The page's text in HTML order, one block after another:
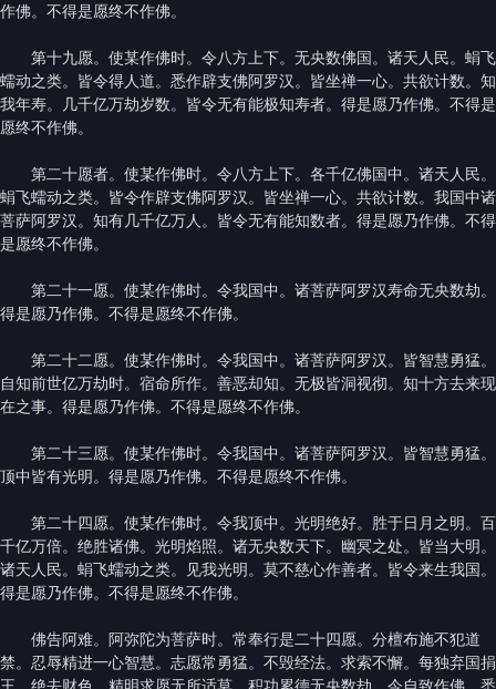
作佛。不得是愿终不作佛。
第十九愿。使某作佛时。令八方上下。无央数佛国。诸天人民。蜎飞
蠕动之类。皆令得人道。悉作辟支佛阿罗汉。皆坐禅一心。共欲计数。知
我年寿。几千亿万劫岁数。皆令无有能极知寿者。得是愿乃作佛。不得是
愿终不作佛。
第二十愿者。使某作佛时。令八方上下。各千亿佛国中。诸天人民。
蜎飞蠕动之类。皆令作辟支佛阿罗汉。皆坐禅一心。共欲计数。我国中诸
菩萨阿罗汉。知有几千亿万人。皆令无有能知数者。得是愿乃作佛。不得
是愿终不作佛。
第二十一愿。使某作佛时。令我国中。诸菩萨阿罗汉寿命无央数劫。
得是愿乃作佛。不得是愿终不作佛。
第二十二愿。使某作佛时。令我国中。诸菩萨阿罗汉。皆智慧勇猛。
自知前世亿万劫时。宿命所作。善恶却知。无极皆洞视彻。知十方去来现
在之事。得是愿乃作佛。不得是愿终不作佛。
第二十三愿。使某作佛时。令我国中。诸菩萨阿罗汉。皆智慧勇猛。
顶中皆有光明。得是愿乃作佛。不得是愿终不作佛。
第二十四愿。使某作佛时。令我顶中。光明绝好。胜于日月之明。百
千亿万倍。绝胜诸佛。光明焰照。诸无央数天下。幽冥之处。皆当大明。
诸天人民。蜎飞蠕动之类。见我光明。莫不慈心作善者。皆令来生我国。
得是愿乃作佛。不得是愿终不作佛。
佛告阿难。阿弥陀为菩萨时。常奉行是二十四愿。分檀布施不犯道
禁。忍辱精进一心智慧。志愿常勇猛。不毁经法。求索不懈。每独弃国捐
王。绝去财色。精明求愿无所适莫。积功累德无央数劫。今自致作佛。悉